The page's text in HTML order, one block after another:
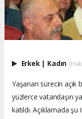
Erkek | Kadın
Yaşanan sürecin açık
yüzlerce vatandaşın
katıldı. Açıklamada